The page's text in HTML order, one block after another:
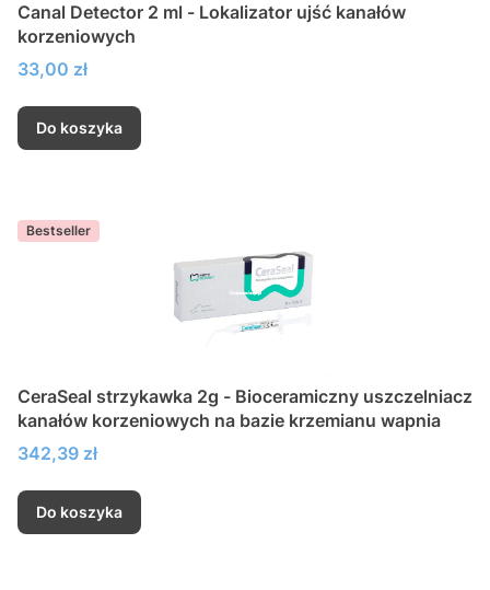
Canal Detector 2 ml - Lokalizator ujść kanałów
korzeniowych
Cena
33,00 zł
Do koszyka
Bestseller
CeraSeal strzykawka 2g - Bioceramiczny uszczelniacz
kanałów korzeniowych na bazie krzemianu wapnia
Cena
342,39 zł
Do koszyka